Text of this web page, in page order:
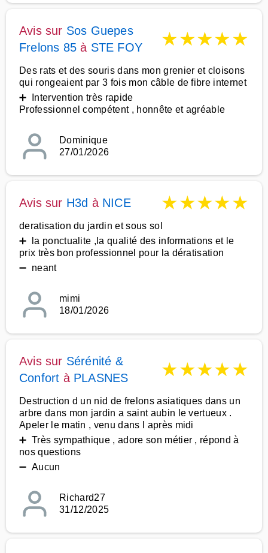
Avis sur Sos Guepes
Frelons 85 à STE FOY ★★★★★
Des rats et des souris dans mon grenier et cloisons
qui rongeaient par 3 fois mon câble de fibre internet
➕ Intervention très rapide
Professionnel compétent , honnête et agréable
Dominique
27/01/2026
Avis sur H3d à NICE ★★★★★
deratisation du jardin et sous sol
➕ la ponctualite ,la qualité des informations et le
prix très bon professionnel pour la dératisation
➖ neant
mimi
18/01/2026
Avis sur Sérénité &
Confort à PLASNES ★★★★★
Destruction d un nid de frelons asiatiques dans un
arbre dans mon jardin a saint aubin le vertueux .
Apeler le matin , venu dans l après midi
➕ Très sympathique , adore son métier , répond à
nos questions
➖ Aucun
Richard27
31/12/2025